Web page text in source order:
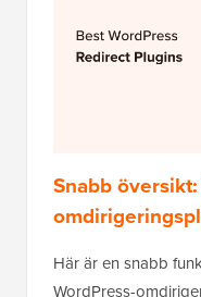
Snabb
Här är en snabb
WordPress-